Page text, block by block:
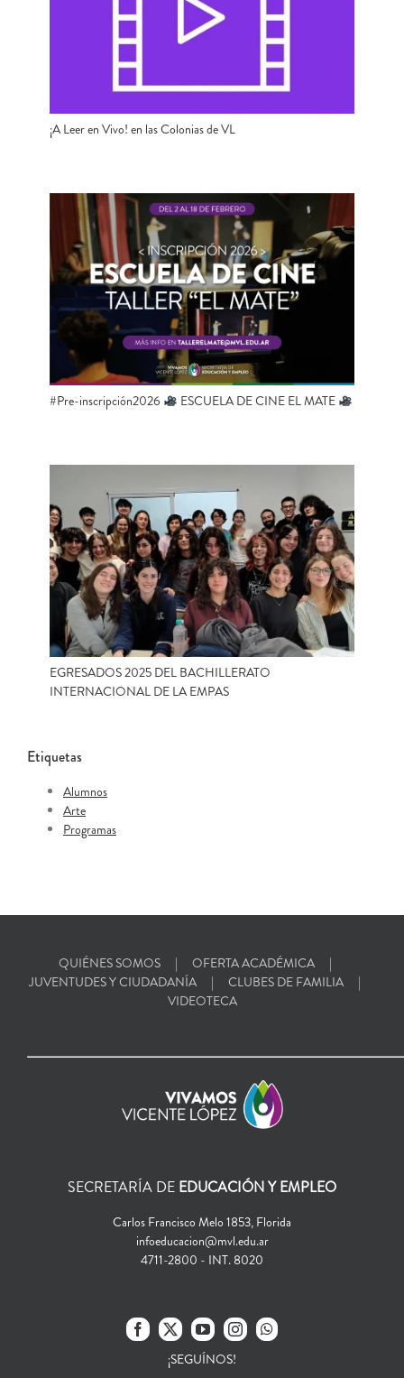
¡A Leer en Vivo! en las Colonias de VL
#Pre-inscripción2026 ESCUELA DE CINE EL MATE
EGRESADOS 2025 DEL BACHILLERATO
INTERNACIONAL DE LA EMPAS
Etiquetas
Alumnos
Arte
Programas
QUIÉNES SOMOS
OFERTA ACADÉMICA
JUVENTUDES Y CIUDADANÍA
CLUBES DE FAMILIA
VIDEOTECA
SECRETARÍA DE EDUCACIÓN Y EMPLEO
Carlos Francisco Melo 1853, Florida
infoeducacion@mvl.edu.ar
4711-2800 - INT. 8020
¡SEGUÍNOS!